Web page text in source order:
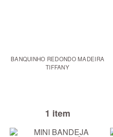
BANQUINHO REDONDO MADEIRA
TIFFANY
1 item